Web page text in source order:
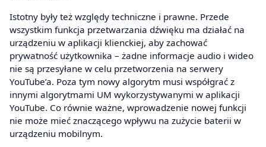
Istotny były też względy techniczne i prawne. Przede
wszystkim funkcja przetwarzania dźwięku ma działać na
urządzeniu w aplikacji klienckiej, aby zachować
prywatność użytkownika – żadne informacje audio i wideo
nie są przesyłane w celu przetworzenia na serwery
YouTube’a. Poza tym nowy algorytm musi współgrać z
innymi algorytmami UM wykorzystywanymi w aplikacji
YouTube. Co równie ważne, wprowadzenie nowej funkcji
nie może mieć znaczącego wpływu na zużycie baterii w
urządzeniu mobilnym.